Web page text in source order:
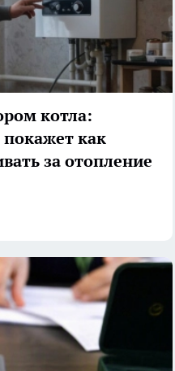
котла:
как
за отопление